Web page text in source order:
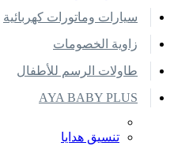
سيارات وماتورات كهربائية
زاوية الخصومات
طاولات الرسم للأطفال
AYA BABY PLUS
تنسيق هدايا